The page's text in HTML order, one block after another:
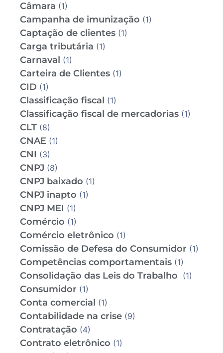
Câmara (1)
Campanha de imunização (1)
Captação de clientes (1)
Carga tributária (1)
Carnaval (1)
Carteira de Clientes (1)
CID (1)
Classificação fiscal (1)
Classificação fiscal de mercadorias (1)
CLT (8)
CNAE (1)
CNI (3)
CNPJ (8)
CNPJ baixado (1)
CNPJ inapto (1)
CNPJ MEI (1)
Comércio (1)
Comércio eletrônico (1)
Comissão de Defesa do Consumidor (1)
Competências comportamentais (1)
Consolidação das Leis do Trabalho (1)
Consumidor (1)
Conta comercial (1)
Contabilidade na crise (9)
Contratação (4)
Contrato eletrônico (1)